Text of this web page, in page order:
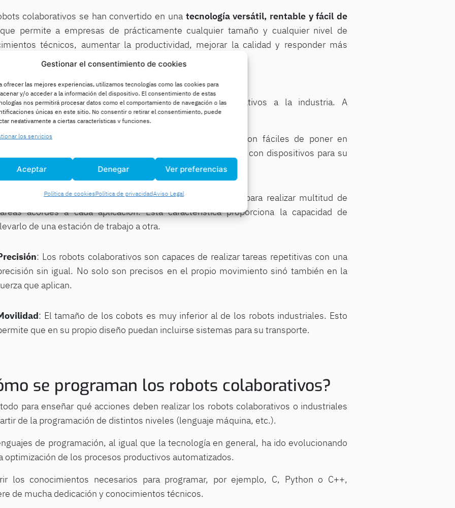
Gestionar el consentimiento de cookies
ofrecer las mejores experiencias, utilizamos tecnologías como las cookies para
y/o acceder a la información del dispositivo. El consentimiento de estas
nos permitirá procesar datos como el comportamiento de navegación o las
únicas en este sitio. No consentir o retirar el consentimiento, puede
negativamente a ciertas características y funciones.
los servicios
Aceptar Denegar Ver preferencias
Política de cookiesPolítica de privacidadAviso Legal
colaborativos se han convertido en una tecnología versátil, rentable y fácil de
permite a empresas de prácticamente cualquier tamaño y cualquier nivel de
técnicos, aumentar la productividad, mejorar la calidad y responder más
a las cambiantes demandas de los clientes.
de los robots colaborativos
los beneficios que aportan los robots colaborativos a la industria. A
te presentamos sus ventajas más destacadas:
instalación y utilización
: Los robots colaborativos son fáciles de poner en
y de utilizar. Normalmente vienen equipados con dispositivos para su
con una interfaz intuitiva para facilitar su manejo.
: Los cobots cuentan con una gran flexibilidad para realizar multitud de
acordes a cada aplicación. Esta característica proporciona la capacidad de
de una estación de trabajo a otra.
: Los robots colaborativos son capaces de realizar tareas repetitivas con una
sin igual. No solo son precisos en el propio movimiento sinó también en la
que aplican.
: El tamaño de los cobots es muy inferior al de los robots industriales. Esto
que en su propio diseño puedan incluirse sistemas para su transporte.
se programan los robots colaborativos?
para enseñar qué acciones deben realizar los robots colaborativos o industriales
de la programación de distintos niveles (lenguaje máquina, etc.).
de programación, al igual que la tecnología en general, ha ido evolucionando
optimización de los procesos productivos automatizados.
los conocimientos necesarios para programar, por ejemplo, C, Python o C++,
de mucha dedicación y conocimientos técnicos.